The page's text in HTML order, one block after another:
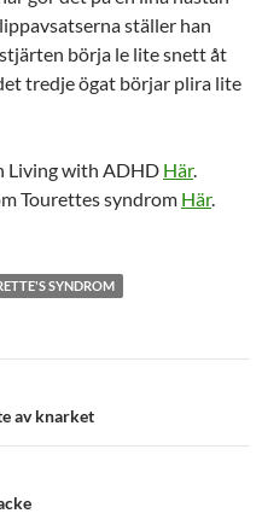
ställer han
börja le lite snett åt
tredje ögat börjar plira lite
Living with ADHD Här.
Tourettes syndrom Här.
SYNDROM
av knarket